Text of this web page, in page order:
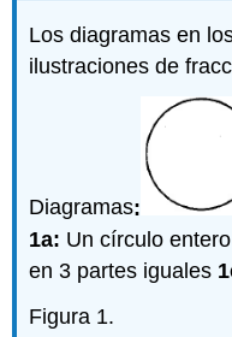
Los diagramas en
ilustraciones de
Diagramas:
1a: Un círculo entero
en 3 partes iguales
Figura 1.